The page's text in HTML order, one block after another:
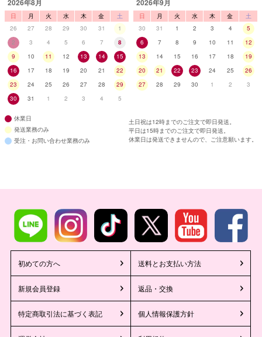
2026年8月
日 月 火 水 木 金
土
26
27 28 29 30 31
1
2
3 4 5 6 7
8
9
10 11 12 13 14
15
16
17 18 19 20 21
22
23
24 25 26 27 28
29
30
31 1 2 3 4 5
2026年9月
日 月 火 水 木 金
土
30
31 1 2 3 4
5
6
7 8 9 10 11
12
13
14 15 16 17 18
19
20
21 22 23 24 25
26
27
28 29 30 1 2 3
休業日
発送業務のみ
受注・お問い合わせ業務のみ
土日祝は12時までのご注文で即日発送。
平日は15時までのご注文で即日発送。
休業日は発送できませんので、ご注意願います。
初めての方へ 送料とお支払い方法
新規会員登録 返品・交換
特定商取引法に基づく表記 個人情報保護方針